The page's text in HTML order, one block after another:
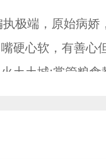
极端，原始病
硬心软，有善心
土土城:掌管粮
洞水城:休闲娱